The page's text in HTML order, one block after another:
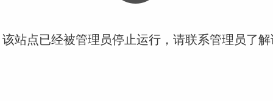
站点已经被管理员停止运行，请联系管理员了